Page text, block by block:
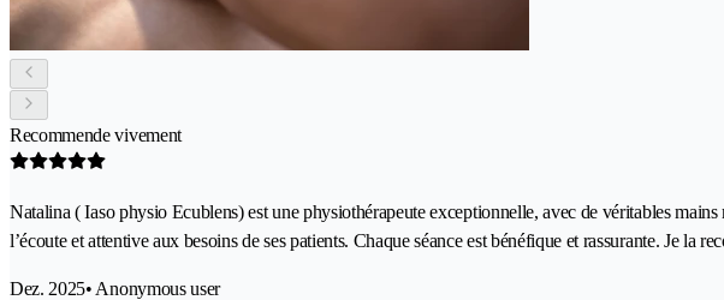
Recommende vivement
Natalina ( Iaso physio Ecublens) est une physiothérapeute exceptionnelle, avec de véritables
l’écoute et attentive aux besoins de ses patients. Chaque séance est bénéfique et rassurante. Je la
Dez. 2025• Anonymous user